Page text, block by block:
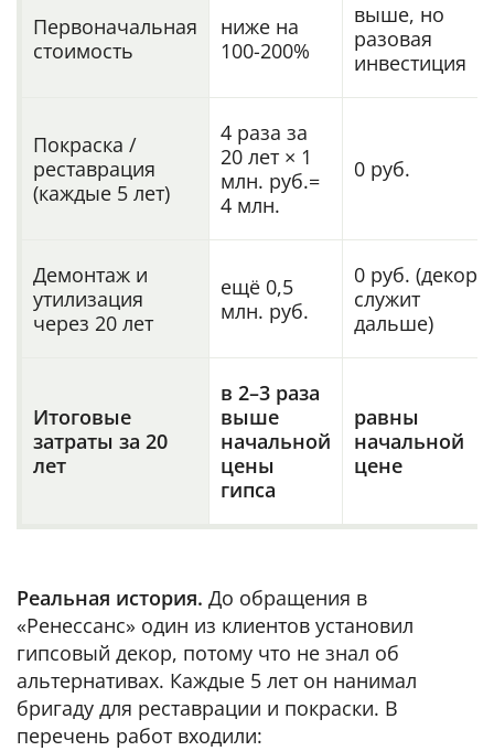
Первоначальная
стоимость
ниже на
100-200%
выше, но
разовая
инвестиция
Покраска /
реставрация
(каждые 5 лет)
4 раза за
20 лет × 1
млн. руб.=
4 млн.
0 руб.
Демонтаж и
утилизация
через 20 лет
ещё 0,5
млн. руб.
0 руб. (декор
служит
дальше)
Итоговые
затраты за 20
лет
в 2–3 раза
выше
начальной
цены
гипса
равны
начальной
цене
Реальная история. До обращения в
«Ренессанс» один из клиентов установил
гипсовый декор, потому что не знал об
альтернативах. Каждые 5 лет он нанимал
бригаду для реставрации и покраски. В
перечень работ входили: